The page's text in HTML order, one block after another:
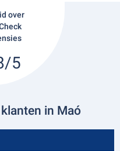
over
5
in Maó